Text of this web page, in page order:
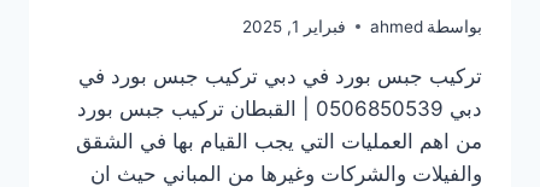
بواسطة ahmed فبراير 1, 2025
تركيب جبس بورد في دبي تركيب جبس بورد في
دبي 0506850539 | القبطان تركيب جبس بورد
من اهم العمليات التي يجب القيام بها في الشقق
والفيلات والشركات وغيرها من المباني حيث ان